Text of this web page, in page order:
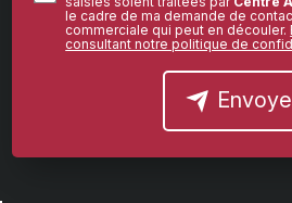
le cadre de ma demande de
commerciale qui peut en découler.
consultant notre politique de